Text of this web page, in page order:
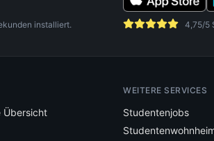
installiert. 4,75/5
Übersicht
WEITERE SERVICES
Studentenjobs